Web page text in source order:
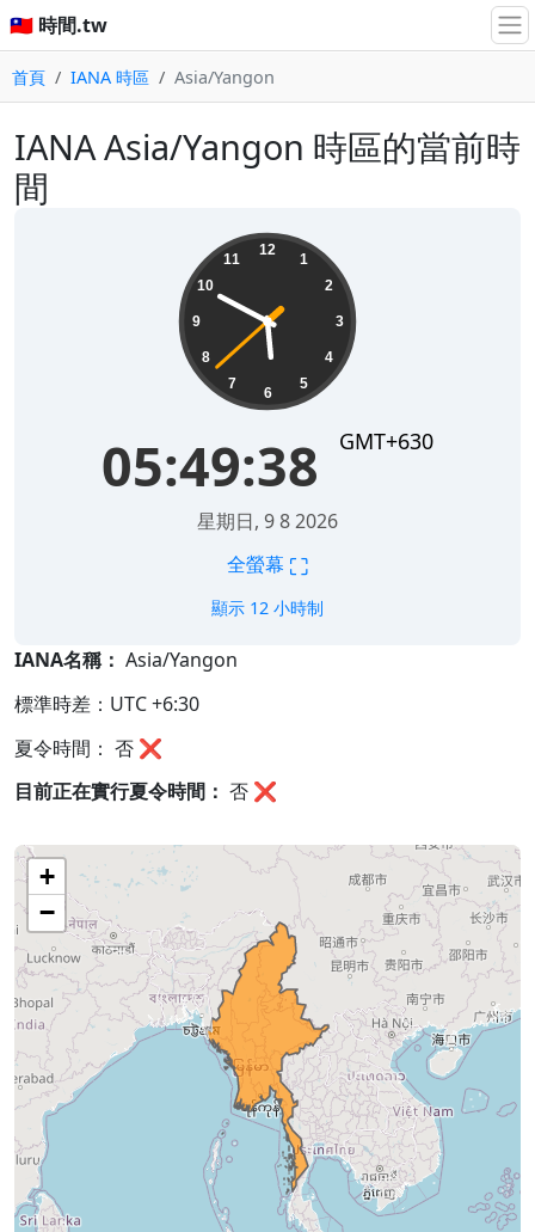
🇹🇼 時間.tw
首頁 IANA 時區 Asia/Yangon
IANA Asia/Yangon 時區的當前時
間
12
1
2
3
4
5
6
7
8
9
10
11
05:49:38 GMT+630
星期日, 9 8 2026
全螢幕 ⛶
顯示 12 小時制
IANA名稱： Asia/Yangon
標準時差：UTC +6:30
夏令時間： 否 ❌
目前正在實行夏令時間： 否 ❌
+
−